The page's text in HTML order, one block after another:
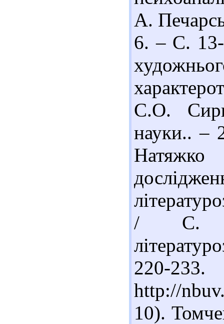
А.
6. – С.
С.О.
науки.. –
/ С.
220-
http://
10).